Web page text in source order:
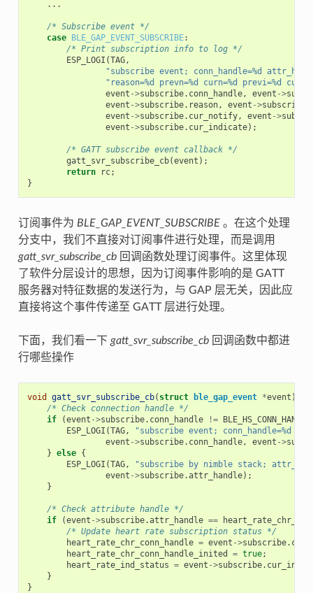
...
/* Subscribe event */
case BLE_GAP_EVENT_SUBSCRIBE:
/* Print subscription info to log */
ESP_LOGI (TAG,
"subscribe event; conn_handle=%d
"reason=%d prevn=%d curn=%d previ=%d
event ->subscribe. conn_handle, event ->
event ->subscribe. reason, event ->subscribe
event ->subscribe. cur_notify, event ->
event ->subscribe. cur_indicate);
/* GATT subscribe event callback */
gatt_svr_subscribe_cb(event );
return
rc;
}
订阅事件为 BLE_GAP_EVENT_SUBSCRIBE。在这个处理
分支中，我们不直接对订阅事件进行处理，而是调用
gatt_svr_subscribe_cb回调函数处理订阅事件。这里体现
了软件分层设计的思想，因为订阅事件影响的是 GATT
服务器对特征数据的发送行为，与 GAP 层无关，因此应
直接将这个事件传递至 GATT 层进行处理。
下面，我们看一下 gatt_svr_subscribe_cb回调函数中都进
行哪些操作
void gatt_svr_subscribe_cb( struct ble_gap_event *event )
/* Check connection handle */
if
(event ->subscribe. conn_handle !=
ESP_LOGI (TAG,
"subscribe event; conn_handle=%d
event ->subscribe. conn_handle, event ->
} else {
ESP_LOGI (TAG,
"subscribe by nimble stack;
event ->subscribe.attr_handle);
}
/* Check attribute handle */
if
(event ->subscribe.attr_handle ==
/* Update heart rate subscription status */
heart_rate_chr_conn_handle = event ->subscribe.
heart_rate_chr_conn_handle_inited
= true;
heart_rate_ind_status = event ->subscribe.
}
}